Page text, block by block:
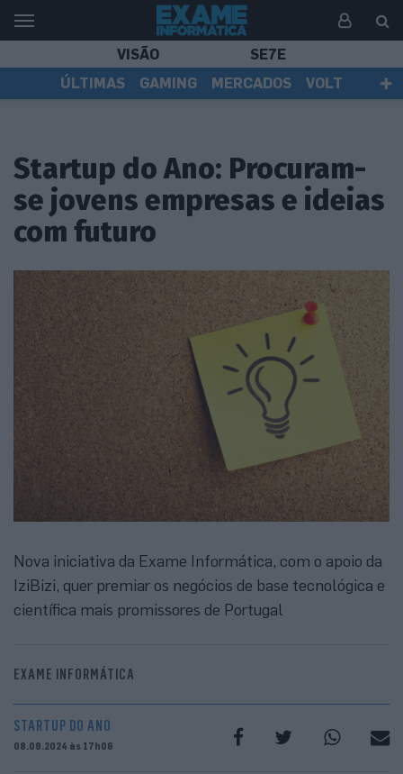
VISÃO
SE7E
ÚLTIMAS
GAMING MERCADOS
VOLT
Startup do Ano: Procuram-
se jovens empresas e ideias
com futuro
Nova iniciativa da Exame Informática, com o apoio da
IziBizi, quer premiar os negócios de base tecnológica e
científica mais promissores de Portugal
EXAME INFORMÁTICA
STARTUP DO ANO
08.09.2024 às 17h06